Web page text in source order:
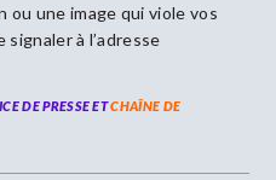
ou une image qui viole vos
à l’adresse
DE PRESSE ETCHAÎNE DE